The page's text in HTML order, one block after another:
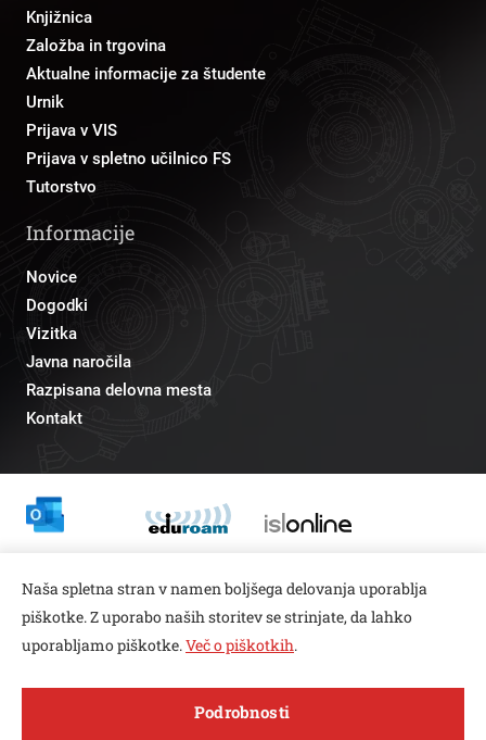
Open toolbar
Knjižnica
Založba in trgovina
Aktualne informacije za študente
Urnik
Prijava v VIS
Prijava v spletno učilnico FS
Tutorstvo
Informacije
Novice
Dogodki
Vizitka
Javna naročila
Razpisana delovna mesta
Kontakt
pr@fs.uni-lj.si
Naša spletna stran v namen boljšega delovanja uporablja
piškotke. Z uporabo naših storitev se strinjate, da lahko
uporabljamo piškotke.Več o piškotkih.
Podrobnosti